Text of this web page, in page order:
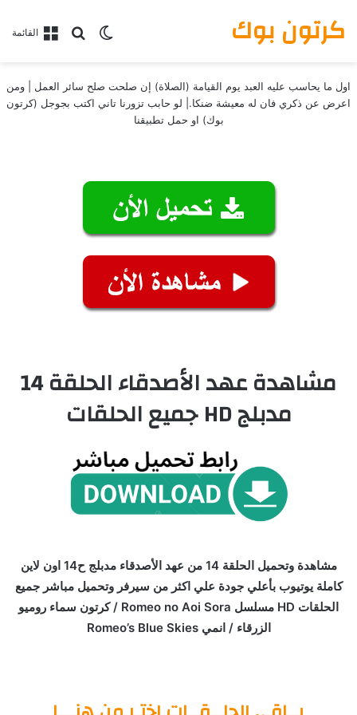
القائمةبحث عن
الوضع المظلم كرتون بوك
اول ما يحاسب عليه العبد يوم القيامة (الصلاة) إن صلحت صلح سائر العمل | ومن
اعرض عن ذكري فان له معيشة ضنكا.| لو حابب تزورنا تاني اكتب بجوجل (كرتون
بوك) او حمل تطبيقنا
مشاهدة عهد الأصدقاء الحلقة 14
مدبلج HD جميع الحلقات
مشاهدة وتحميل الحلقة 14 من عهد الأصدقاء مدبلج ح14 اون لاين
كاملة يوتيوب بأعلي جودة علي اكثر من سيرفر وتحميل مباشر جميع
الحلقات HD مسلسل Romeo no Aoi Sora / كرتون سماء روميو
الزرقاء / انمي Romeo’s Blue Skies